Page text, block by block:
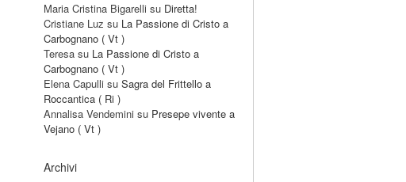
Maria Cristina Bigarelli su Diretta!
Cristiane Luz su La Passione di Cristo a
Carbognano ( Vt )
Teresa su La Passione di Cristo a
Carbognano ( Vt )
Elena Capulli suSagra del Frittello a
Roccantica ( Ri )
Annalisa Vendemini su Presepe vivente a
Vejano ( Vt )
Archivi